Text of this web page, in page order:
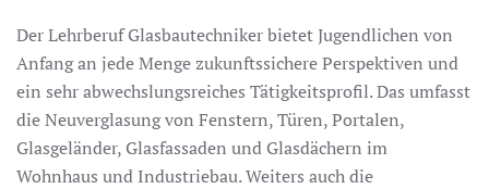
Der Lehrberuf Glasbautechniker bietet Jugendlichen von
Anfang an jede Menge zukunftssichere Perspektiven und
ein sehr abwechslungsreiches Tätigkeitsprofil. Das umfasst
die Neuverglasung von Fenstern, Türen, Portalen,
Glasgeländer, Glasfassaden und Glasdächern im
Wohnhaus und Industriebau. Weiters auch die